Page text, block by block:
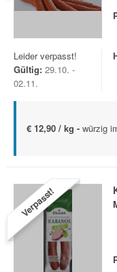
Leider verpasst!
Gültig: 29.10. -
02.11.
€ 12,90 / kg - würzig
Verpasst!